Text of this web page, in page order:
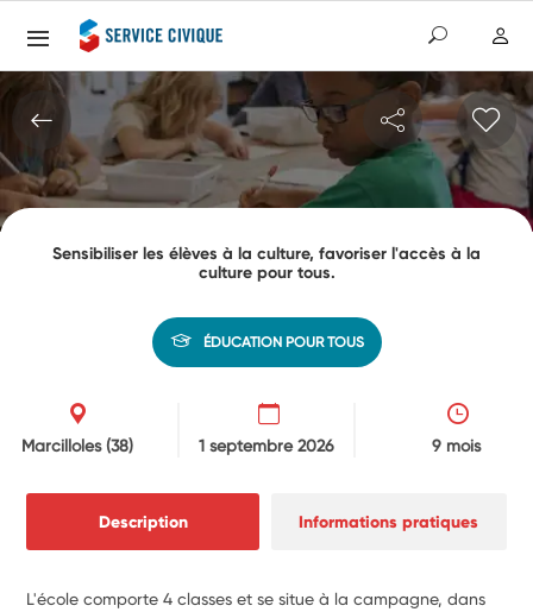
Sensibiliser les élèves à la culture, favoriser l'accès à la
culture pour tous.
ÉDUCATION POUR TOUS
Marcilloles(38) 1 septembre 2026 9 mois
Description Informations pratiques
L'école comporte 4 classes et se situe à la campagne, dans